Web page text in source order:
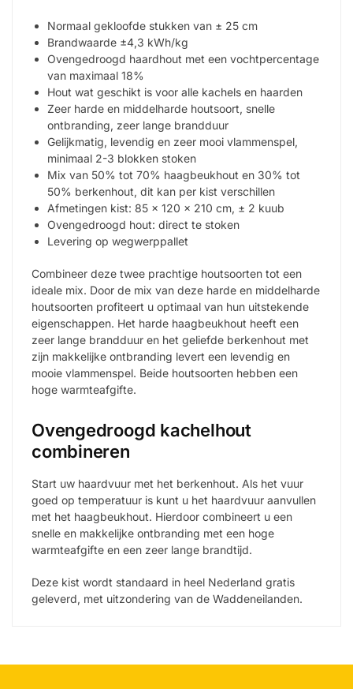
Normaal gekloofde stukken van ± 25 cm
Brandwaarde ±4,3 kWh/kg
Ovengedroogd haardhout met een vochtpercentage
van maximaal 18%
Hout wat geschikt is voor alle kachels en haarden
Zeer harde en middelharde houtsoort, snelle
ontbranding, zeer lange brandduur
Gelijkmatig, levendig en zeer mooi vlammenspel,
minimaal 2-3 blokken stoken
Mix van 50% tot 70% haagbeukhout en 30% tot
50% berkenhout, dit kan per kist verschillen
Afmetingen kist: 85 x 120 x 210 cm, ± 2 kuub
Ovengedroogd hout: direct te stoken
Levering op wegwerppallet
Combineer deze twee prachtige houtsoorten tot een
ideale mix. Door de mix van deze harde en middelharde
houtsoorten profiteert u optimaal van hun uitstekende
eigenschappen. Het harde haagbeukhout heeft een
zeer lange brandduur en het geliefde berkenhout met
zijn makkelijke ontbranding levert een levendig en
mooie vlammenspel. Beide houtsoorten hebben een
hoge warmteafgifte.
Ovengedroogd kachelhout
combineren
Start uw haardvuur met het berkenhout. Als het vuur
goed op temperatuur is kunt u het haardvuur aanvullen
met het haagbeukhout. Hierdoor combineert u een
snelle en makkelijke ontbranding met een hoge
warmteafgifte en een zeer lange brandtijd.
Deze kist wordt standaard in heel Nederland gratis
geleverd, met uitzondering van de Waddeneilanden.